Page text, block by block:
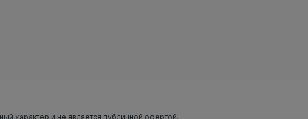
характер и не является публичной офертой.